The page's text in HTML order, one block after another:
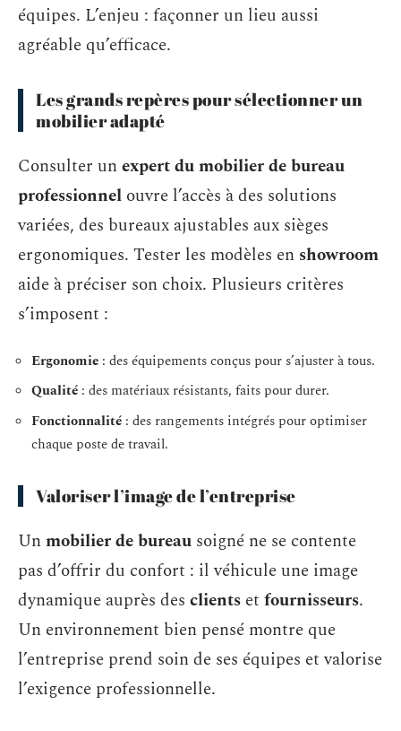
équipes. L’enjeu : façonner un lieu aussi
agréable qu’efficace.
Les grands repères pour sélectionner un
mobilier adapté
Consulter unexpert du mobilier de bureau
professionnel ouvre l’accès à des solutions
variées, des bureaux ajustables aux sièges
ergonomiques. Tester les modèles en showroom
aide à préciser son choix. Plusieurs critères
s’imposent :
Ergonomie : des équipements conçus pour s’ajuster à tous.
Qualité : des matériaux résistants, faits pour durer.
Fonctionnalité : des rangements intégrés pour optimiser
chaque poste de travail.
Valoriser l’image de l’entreprise
Unmobilier de bureau soigné ne se contente
pas d’offrir du confort : il véhicule une image
dynamique auprès des clients et fournisseurs.
Un environnement bien pensé montre que
l’entreprise prend soin de ses équipes et valorise
l’exigence professionnelle.